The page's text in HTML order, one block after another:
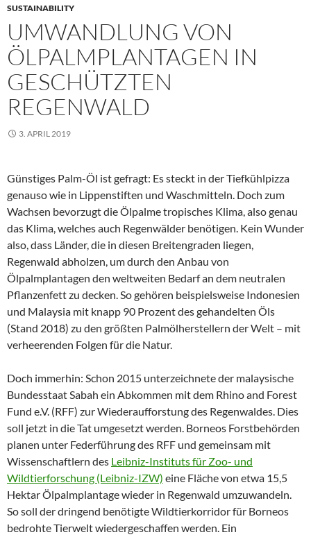
SUSTAINABILITY
UMWANDLUNG VON
ÖLPALMPLANTAGEN IN
GESCHÜTZTEN
REGENWALD
3. APRIL 2019
Günstiges Palm-Öl ist gefragt: Es steckt in der Tiefkühlpizza
genauso wie in Lippenstiften und Waschmitteln. Doch zum
Wachsen bevorzugt die Ölpalme tropisches Klima, also genau
das Klima, welches auch Regenwälder benötigen. Kein Wunder
also, dass Länder, die in diesen Breitengraden liegen,
Regenwald abholzen, um durch den Anbau von
Ölpalmplantagen den weltweiten Bedarf an dem neutralen
Pflanzenfett zu decken. So gehören beispielsweise Indonesien
und Malaysia mit knapp 90 Prozent des gehandelten Öls
(Stand 2018) zu den größten Palmölherstellern der Welt – mit
verheerenden Folgen für die Natur.
Doch immerhin: Schon 2015 unterzeichnete der malaysische
Bundesstaat Sabah ein Abkommen mit dem Rhino and Forest
Fund e.V. (RFF) zur Wiederaufforstung des Regenwaldes. Dies
soll jetzt in die Tat umgesetzt werden. Borneos Forstbehörden
planen unter Federführung des RFF und gemeinsam mit
Wissenschaftlern des Leibniz-Instituts für Zoo- und
Wildtierforschung (Leibniz-IZW) eine Fläche von etwa 15,5
Hektar Ölpalmplantage wieder in Regenwald umzuwandeln.
So soll der dringend benötigte Wildtierkorridor für Borneos
bedrohte Tierwelt wiedergeschaffen werden. Ein